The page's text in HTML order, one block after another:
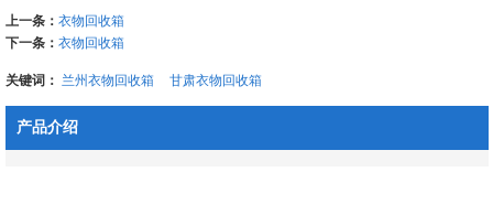
上一条： 衣物回收箱
下一条： 衣物回收箱
关键词： 兰州衣物回收箱 甘肃衣物回收箱
产品介绍